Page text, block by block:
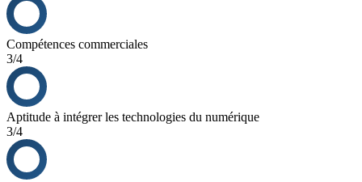
Compétences commerciales
3/4
Aptitude à intégrer les technologies du numérique
3/4